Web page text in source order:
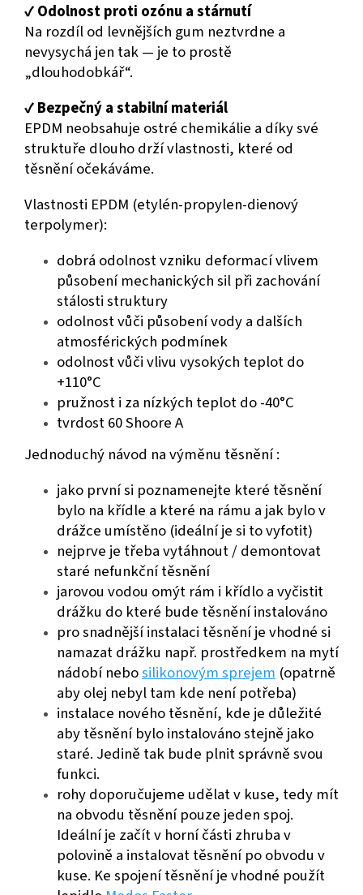
✔️Odolnost proti ozónu a stárnutí
Na rozdíl od levnějších gum neztvrdne a
nevysychá jen tak — je to prostě
„dlouhodobkář“.
✔️Bezpečný a stabilní materiál
EPDM neobsahuje ostré chemikálie a díky své
struktuře dlouho drží vlastnosti, které od
těsnění očekáváme.
Vlastnosti EPDM (etylén-propylen-dienový
terpolymer):
dobrá odolnost vzniku deformací vlivem
působení mechanických sil při zachování
stálosti struktury
odolnost vůči působení vody a dalších
atmosférických podmínek
odolnost vůči vlivu vysokých teplot do
+110°C
pružnost i za nízkých teplot do -40°C
tvrdost 60 Shoore A
Jednoduchý návod na výměnu těsnění :
jako první si poznamenejte které těsnění
bylo na křídle a které na rámu a jak bylo v
drážce umístěno (ideální je si to vyfotit)
nejprve je třeba vytáhnout / demontovat
staré nefunkční těsnění
jarovou vodou omýt rám i křídlo a vyčistit
drážku do které bude těsnění instalováno
pro snadnější instalaci těsnění je vhodné si
namazat drážku např. prostředkem na mytí
nádobí nebosilikonovým sprejem (opatrně
aby olej nebyl tam kde není potřeba)
instalace nového těsnění, kde je důležité
aby těsnění bylo instalováno stejně jako
staré. Jedině tak bude plnit správně svou
funkci.
rohy doporučujeme udělat v kuse, tedy mít
na obvodu těsnění pouze jeden spoj.
Ideální je začít v horní části zhruba v
polovině a instalovat těsnění po obvodu v
kuse. Ke spojení těsnění je vhodné použít